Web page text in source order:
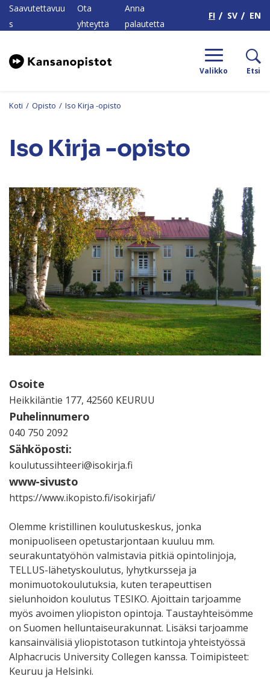
Saavutettavuu
s
Ota
yhteyttä
Anna
palautetta
FI SV EN
Valikko Etsi
Koti / Opisto / Iso Kirja -opisto
Iso Kirja -opisto
Osoite
Heikkiläntie 177, 42560 KEURUU
Puhelinnumero
040 750 2092
Sähköposti:
koulutussihteeri@isokirja.fi
www-sivusto
https://www.ikopisto.fi/isokirjafi/
Olemme kristillinen koulutuskeskus, jonka
monipuoliseen opetustarjontaan kuuluu mm.
seurakuntatyöhön valmistavia pitkiä opintolinjoja,
TELLUS-lähetyskoulutus, lyhytkursseja ja
monimuotokoulutuksia, kuten terapeuttisen
sielunhoidon koulutus TESIKO. Ajoittain tarjoamme
myös avoimen yliopiston opintoja. Taustayhteisömme
on Suomen helluntaiseurakunnat. Lisäksi tarjoamme
kansainvälisiä yliopistotason tutkintoja yhteistyössä
Alphacrucis University Collegen kanssa. Toimipisteet:
Keuruu ja Helsinki.